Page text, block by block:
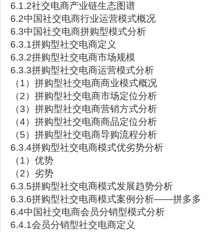
6.1.2社交电商产业链生态图谱
6.2中国社交电商行业运营模式概况
6.3中国社交电商拼购型模式分析
6.3.1拼购型社交电商定义
6.3.2拼购型社交电商市场规模
6.3.3拼购型社交电商运营模式分析
（1）拼购型社交电商商业模式概况
（2）拼购型社交电商市场定位分析
（3）拼购型社交电商营销方式分析
（4）拼购型社交电商商品定位分析
（5）拼购型社交电商导购流程分析
6.3.4拼购型社交电商模式优劣势分析
（1）优势
（2）劣势
6.3.5拼购型社交电商模式发展趋势分析
6.3.6拼购型社交电商模式案例分析——拼多多
6.4中国社交电商会员分销型模式分析
6.4.1会员分销型社交电商定义